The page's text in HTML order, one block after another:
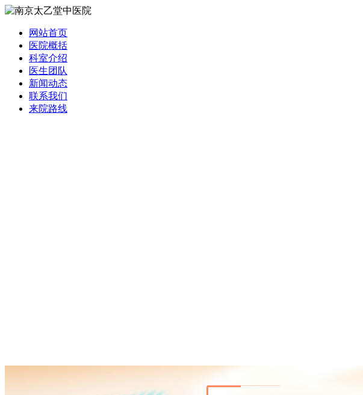
网站首页
医院概括
科室介绍
医生团队
新闻动态
联系我们
来院路线